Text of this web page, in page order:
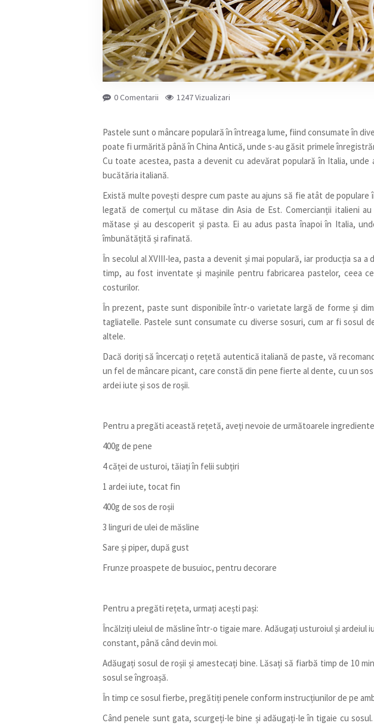
0 Comentarii 1247 Vizualizari
Pastele sunt o mâncare populară în întreaga lume, fiind consumate în
poate fi urmărită până în China Antică, unde s-au găsit primele
Cu toate acestea, pasta a devenit cu adevărat populară în Italia,
bucătăria italiană.
Există multe povești despre cum paste au ajuns să fie atât de populare
legată de comerțul cu mătase din Asia de Est. Comercianții italieni
mătase și au descoperit și pasta. Ei au adus pasta înapoi în Italia,
îmbunătățită și rafinată.
În secolul al XVIII-lea, pasta a devenit și mai populară, iar producția sa
timp, au fost inventate și mașinile pentru fabricarea pastelor, ceea
costurilor.
În prezent, paste sunt disponibile într-o varietate largă de forme și
tagliatelle. Pastele sunt consumate cu diverse sosuri, cum ar fi sosul
altele.
Dacă doriți să încercați o rețetă autentică italiană de paste, vă
un fel de mâncare picant, care constă din pene fierte al dente, cu un
ardei iute și sos de roșii.
Pentru a pregăti această rețetă, aveți nevoie de următoarele
400g de pene
4 căței de usturoi, tăiați în felii subțiri
1 ardei iute, tocat fin
400g de sos de roșii
3 linguri de ulei de măsline
Sare și piper, după gust
Frunze proaspete de busuioc, pentru decorare
Pentru a pregăti rețeta, urmați acești pași:
Încălziți uleiul de măsline într-o tigaie mare. Adăugați usturoiul și ardeiul
constant, până când devin moi.
Adăugați sosul de roșii și amestecați bine. Lăsați să fiarbă timp de 10
sosul se îngroașă.
În timp ce sosul fierbe, pregătiți penele conform instrucțiunilor de pe
Când penele sunt gata, scurgeți-le bine și adăugați-le în tigaie cu